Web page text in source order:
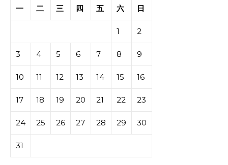
一
二 三 四 五 六 日
1 2
3 4 5 6 7 8 9
10 11 12 13 14 15 16
17 18 19 20 21 22 23
24 25 26 27 28 29 30
31